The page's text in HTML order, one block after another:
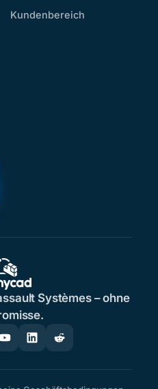
Kundenbereich
Systèmes – ohne